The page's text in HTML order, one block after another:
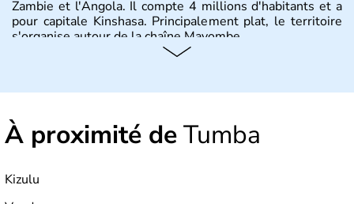
Zambie et l'Angola. Il compte 4 millions d'habitants et a
pour capitale Kinshasa. Principalement plat, le territoire
s'organise autour de la chaîne Mayombe.
À proximité deTumba
Kizulu